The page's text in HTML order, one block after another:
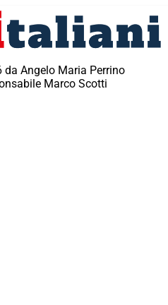
da Angelo Maria Perrino
Marco Scotti